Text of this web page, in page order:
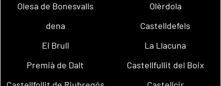
Olesa de Bonesvalls
Olèrdola
dena
Castelldefels
El Brull
La Llacuna
Premià de Dalt
Castellfullit del Boix